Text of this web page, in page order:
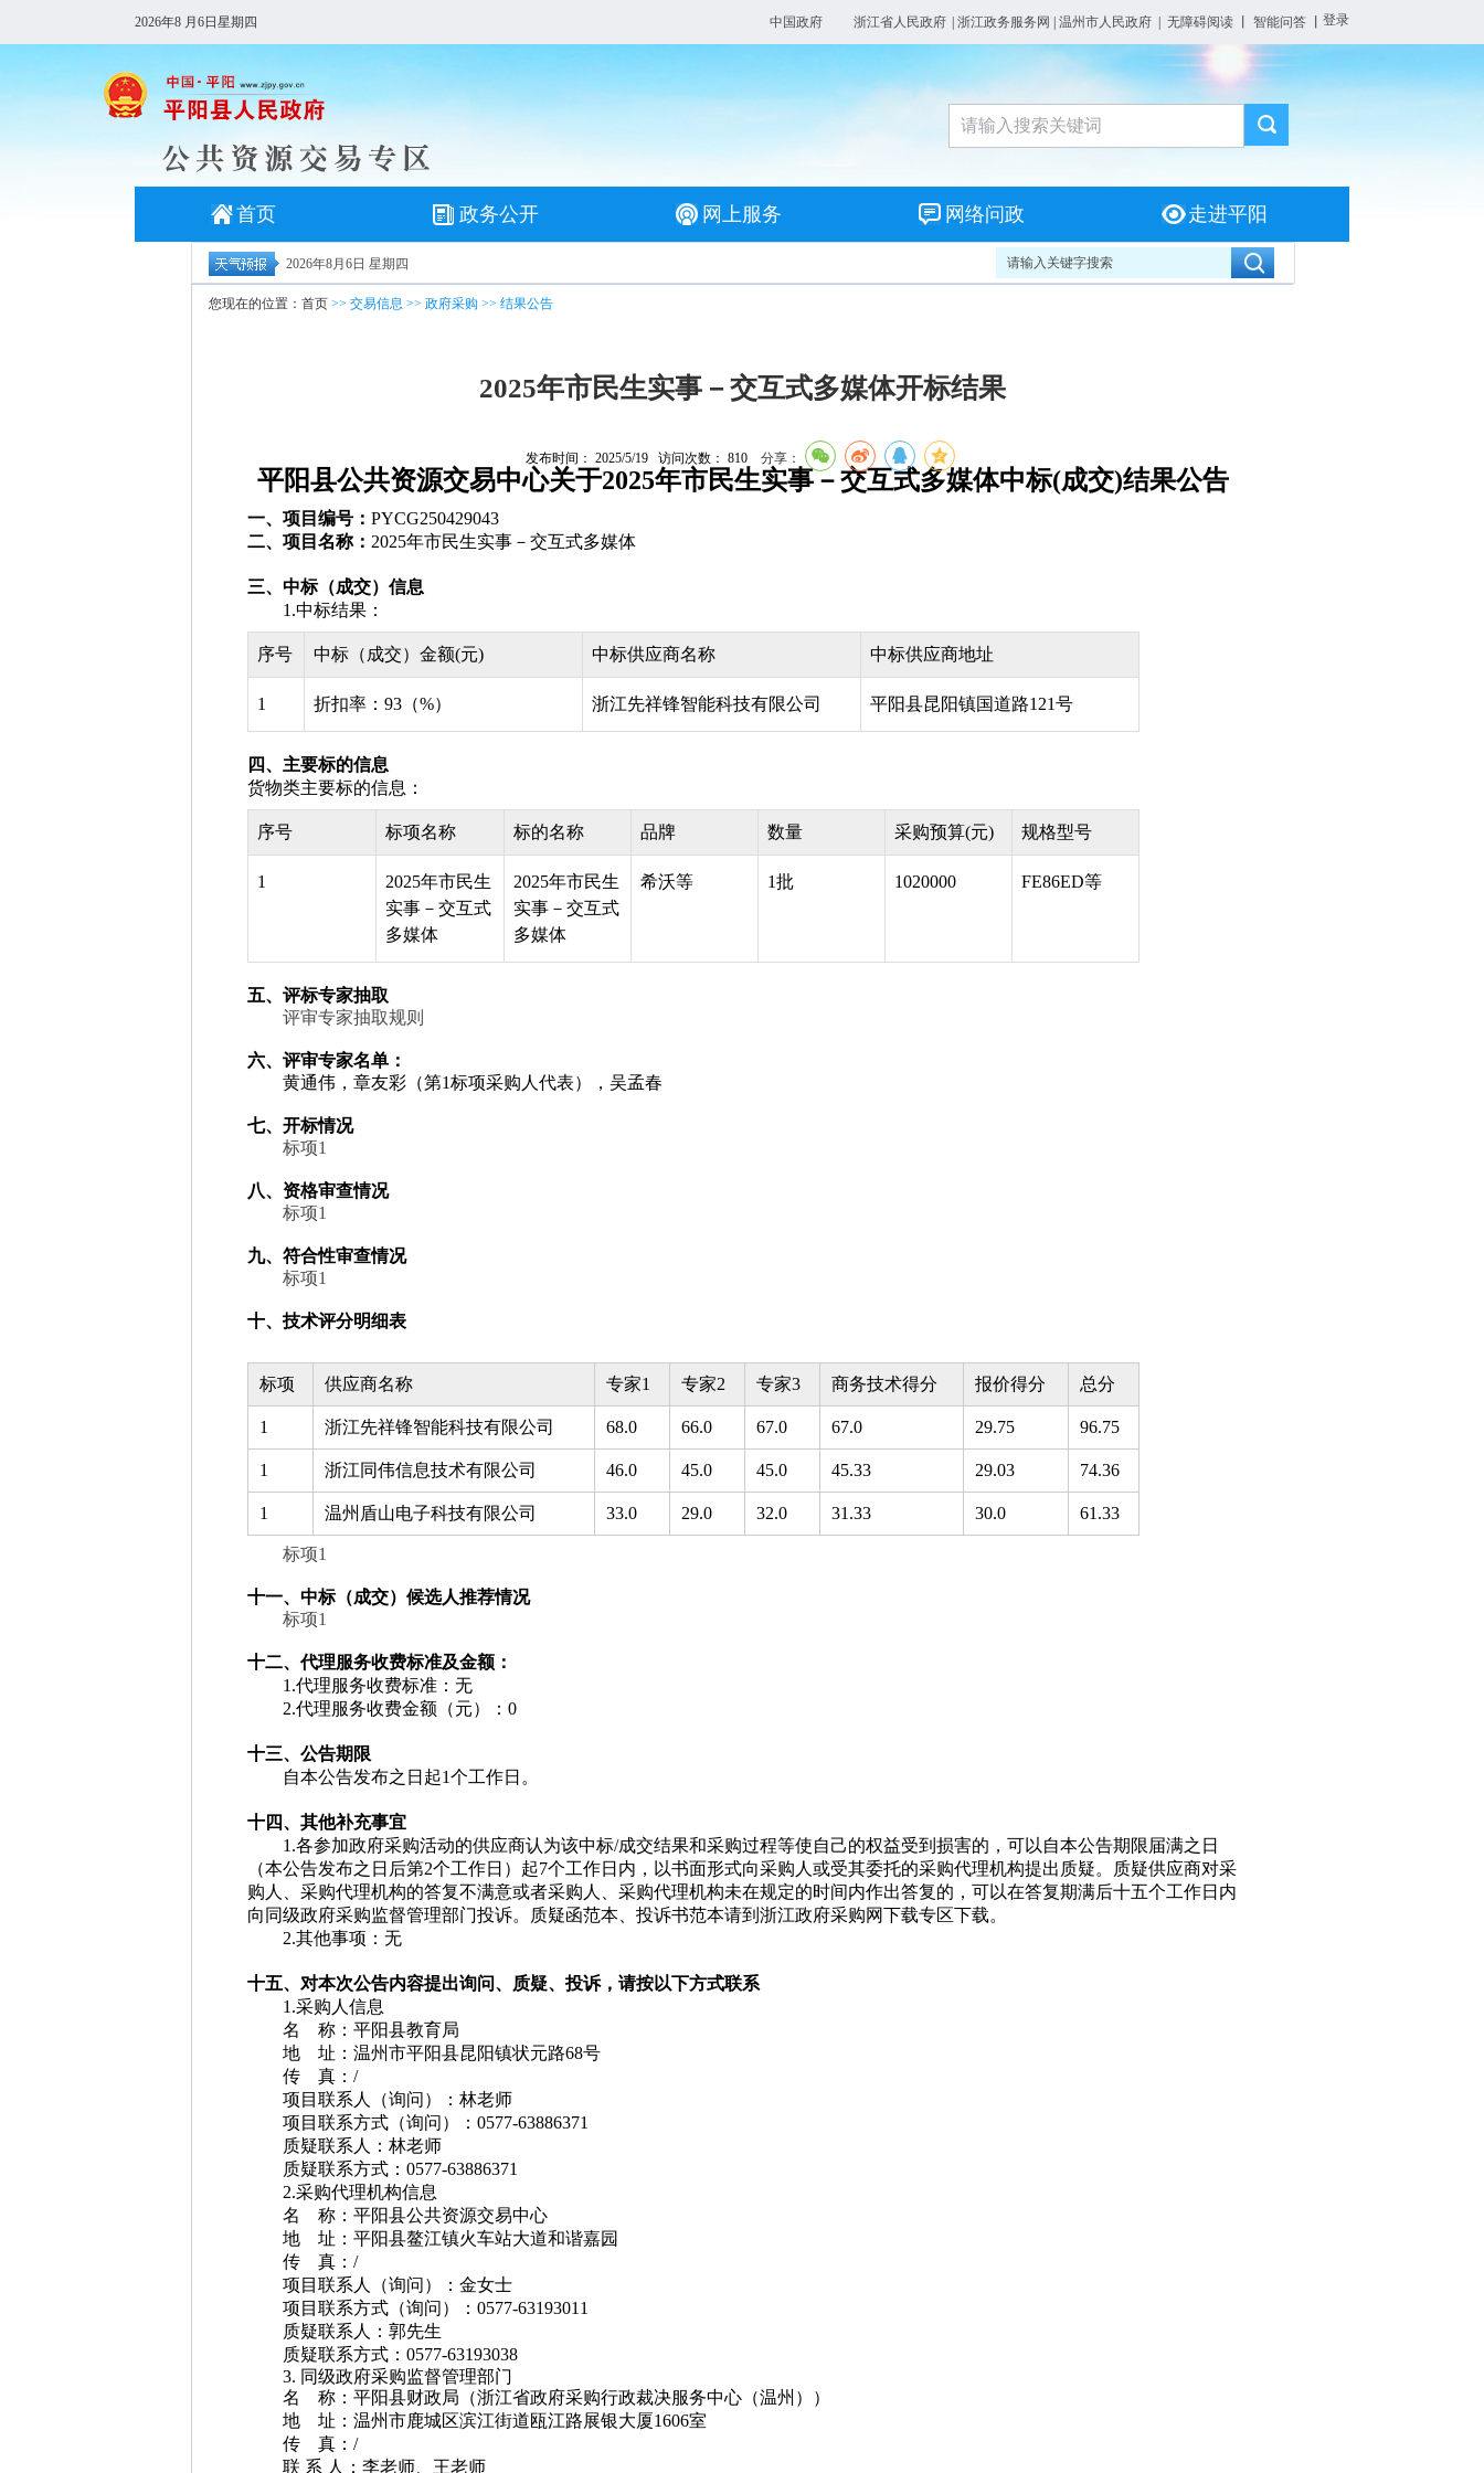
2026年8 月6日星期四 登录
中国政府 浙江省人民政府 浙江政务服务网 温州市人民政府 无障碍阅读 智能问答
首页 政务公开 网上服务 网络问政 走进平阳
2026年8月6日 星期四
您现在的位置： 首页 >> 交易信息 >> 政府采购 >> 结果公告
2025年市民生实事－交互式多媒体开标结果
发布时间： 2025/5/19 访问次数： 810 分享：
平阳县公共资源交易中心关于2025年市民生实事－交互式多媒体中标(成交)结果公告
一、项目编号： PYCG250429043
二、项目名称： 2025年市民生实事－交互式多媒体
三、中标（成交）信息
1.中标结果：
序号 中标（成交）金额(元) 中标供应商名称 中标供应商地址
1 折扣率：93（%） 浙江先祥锋智能科技有限公司 平阳县昆阳镇国道路121号
四、主要标的信息
货物类主要标的信息：
序号 标项名称 标的名称 品牌 数量 采购预算(元) 规格型号
1
2025年市民生
实事－交互式
多媒体
2025年市民生
实事－交互式
多媒体
希沃等 1批 1020000 FE86ED等
五、评标专家抽取
评审专家抽取规则
六、评审专家名单：
黄通伟，章友彩（第1标项采购人代表），吴孟春
七、开标情况
标项1
八、资格审查情况
标项1
九、符合性审查情况
标项1
十、技术评分明细表
标项 供应商名称 专家1 专家2 专家3 商务技术得分 报价得分 总分
1 浙江先祥锋智能科技有限公司 68.0 66.0 67.0 67.0 29.75 96.75
1 浙江同伟信息技术有限公司 46.0 45.0 45.0 45.33 29.03 74.36
1 温州盾山电子科技有限公司 33.0 29.0 32.0 31.33 30.0 61.33
标项1
十一、中标（成交）候选人推荐情况
标项1
十二、代理服务收费标准及金额：
1.代理服务收费标准： 无
2.代理服务收费金额（元）： 0
十三、公告期限
自本公告发布之日起1个工作日。
十四、其他补充事宜
1.各参加政府采购活动的供应商认为该中标/成交结果和采购过程等使自己的权益受到损害的，可以自本公告期限届满之日
（本公告发布之日后第2个工作日）起7个工作日内，以书面形式向采购人或受其委托的采购代理机构提出质疑。质疑供应商对采
购人、采购代理机构的答复不满意或者采购人、采购代理机构未在规定的时间内作出答复的，可以在答复期满后十五个工作日内
向同级政府采购监督管理部门投诉。质疑函范本、投诉书范本请到浙江政府采购网下载专区下载。
2.其他事项： 无
十五、对本次公告内容提出询问、质疑、投诉，请按以下方式联系
1.采购人信息
名 称： 平阳县教育局
地 址： 温州市平阳县昆阳镇状元路68号
传 真： /
项目联系人（询问）： 林老师
项目联系方式（询问）： 0577-63886371
质疑联系人： 林老师
质疑联系方式： 0577-63886371
2.采购代理机构信息
名 称： 平阳县公共资源交易中心
地 址： 平阳县鳌江镇火车站大道和谐嘉园
传 真： /
项目联系人（询问）： 金女士
项目联系方式（询问）： 0577-63193011
质疑联系人： 郭先生
质疑联系方式： 0577-63193038
3. 同级政府采购监督管理部门
名 称：平阳县财政局（浙江省政府采购行政裁决服务中心（温州））
地 址：温州市鹿城区滨江街道瓯江路展银大厦1606室
传 真：/
联 系 人：李老师、王老师